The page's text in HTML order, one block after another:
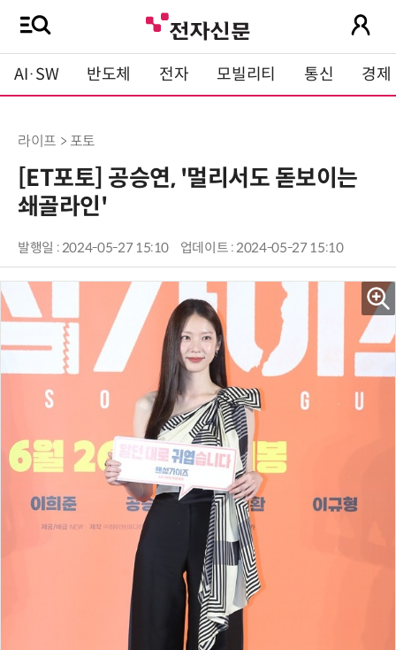
AI·SW 반도체 전자 모빌리티 통신 경제
라이프 > 포토
[ET포토] 공승연, '멀리서도 돋보이는
쇄골라인'
발행일 : 2024-05-27 15:10 업데이트 : 2024-05-27 15:10